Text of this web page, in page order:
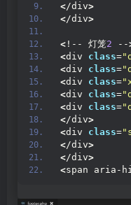
</div>
</div>
< !-- 灯笼2 --
<div class=
<div class=
<div class=
<div class=
<div class=
</div>
<div class=
</div>
</div>
<span aria-